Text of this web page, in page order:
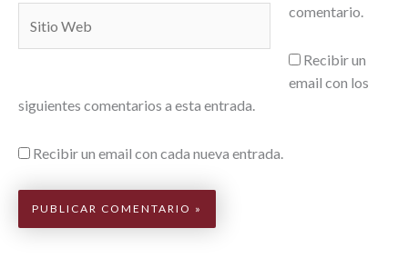
Web
comentario.
Recibir un
email con los
siguientes comentarios a esta entrada.
Recibir un email con cada nueva entrada.